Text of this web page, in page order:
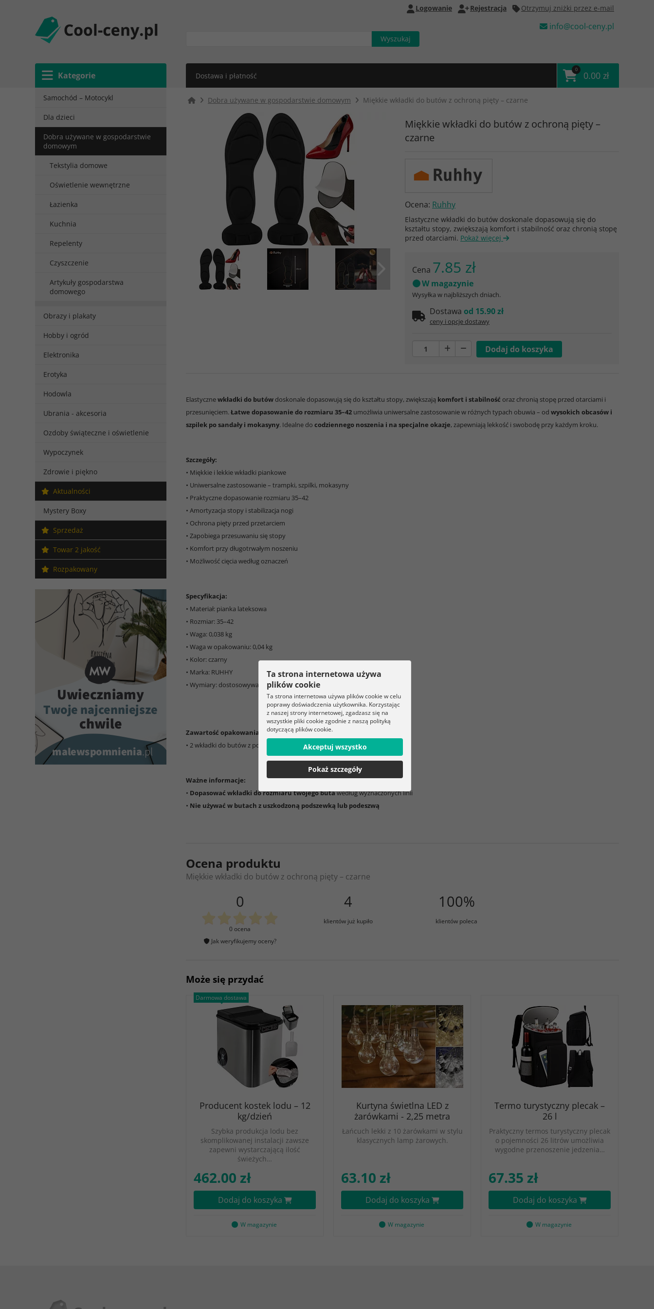
Kategorie
Logowanie Rejestracja Otrzymuj zniżki przez e-mail
info@cool-ceny.pl
Dostawa i płatność
0
0.00 zł
Samochód – Motocykl
Dla dzieci
Dobra używane w gospodarstwie
domowym
Tekstylia domowe
Oświetlenie wewnętrzne
Łazienka
Kuchnia
Repelenty
Czyszczenie
Artykuły gospodarstwa
domowego
Obrazy i plakaty
Hobby i ogród
Elektronika
Erotyka
Hodowla
Ubrania - akcesoria
Ozdoby świąteczne i oświetlenie
Wypoczynek
Zdrowie i piękno
Aktualności
Mystery Boxy
Sprzedaż
Towar 2 jakość
Rozpakowany
Dobra używane w gospodarstwie domowym Miękkie wkładki do butów z ochroną pięty – czarne
Miękkie wkładki do butów z ochroną pięty –
czarne
Ocena: Ruhhy
Elastyczne wkładki do butów doskonale dopasowują się do
kształtu stopy, zwiększają komfort i stabilność oraz chronią stopę
przed otarciami. Pokaż więcej
Cena 7.85 zł
W magazynie
Wysyłka w najbliższych dniach.
Dostawa od 15.90 zł
ceny i opcje dostawy
Elastycznewkładki do butów doskonale dopasowują się do kształtu stopy, zwiększają komfort i stabilność oraz chronią stopę przed otarciami i
przesunięciem.Łatwe dopasowanie do rozmiaru 35–42 umożliwia uniwersalne zastosowanie w różnych typach obuwia – od wysokich obcasów i
szpilek po sandały i mokasyny. Idealne do codziennego noszenia i na specjalne okazje, zapewniają lekkość i swobodę przy każdym kroku.
Szczegóły:
• Miękkie i lekkie wkładki piankowe
• Uniwersalne zastosowanie – trampki, szpilki, mokasyny
• Praktyczne dopasowanie rozmiaru 35–42
• Amortyzacja stopy i stabilizacja nogi
• Ochrona pięty przed przetarciem
• Zapobiega przesuwaniu się stopy
• Komfort przy długotrwałym noszeniu
• Możliwość cięcia według oznaczeń
Specyfikacja:
• Materiał: pianka lateksowa
• Rozmiar: 35–42
• Waga: 0,038 kg
• Waga w opakowaniu: 0,04 kg
• Kolor: czarny
• Marka: RUHHY
• Wymiary: dostosowywane przez przycinanie
Zawartość opakowania:
• 2 wkładki do butów z podparciem pięty
Ważne informacje:
• Dopasować wkładki do rozmiaru twojego butawedług wyznaczonych linii
• Nie używać w butach z uszkodzoną podszewką lub podeszwą
Ocena produktu
Miękkie wkładki do butów z ochroną pięty – czarne
0
0 ocena
Jak weryfikujemy oceny?
4
klientów już kupiło
100%
klientów poleca
Może się przydać
Darmowa dostawa
Producent kostek lodu – 12
kg/dzień
Szybka produkcja lodu bez
skomplikowanej instalacji zawsze
zapewni wystarczającą ilość
świeżych…
462.00 zł
Dodaj do koszyka
W magazynie
Kurtyna świetlna LED z
żarówkami - 2,25 metra
Łańcuch lekki z 10 żarówkami w stylu
klasycznych lamp żarowych.
63.10 zł
Dodaj do koszyka
W magazynie
Termo turystyczny plecak –
26 l
Praktyczny termos turystyczny plecak
o pojemności 26 litrów umożliwia
wygodne przenoszenie jedzenia…
67.35 zł
Dodaj do koszyka
W magazynie
Ta strona internetowa używa
plików cookie
Ta strona internetowa używa plików cookie w celu
poprawy doświadczenia użytkownika. Korzystając
z naszej strony internetowej, zgadzasz się na
wszystkie pliki cookie zgodnie z naszą polityką
dotyczącą plików cookie.
Akceptuj wszystko
Pokaż szczegóły